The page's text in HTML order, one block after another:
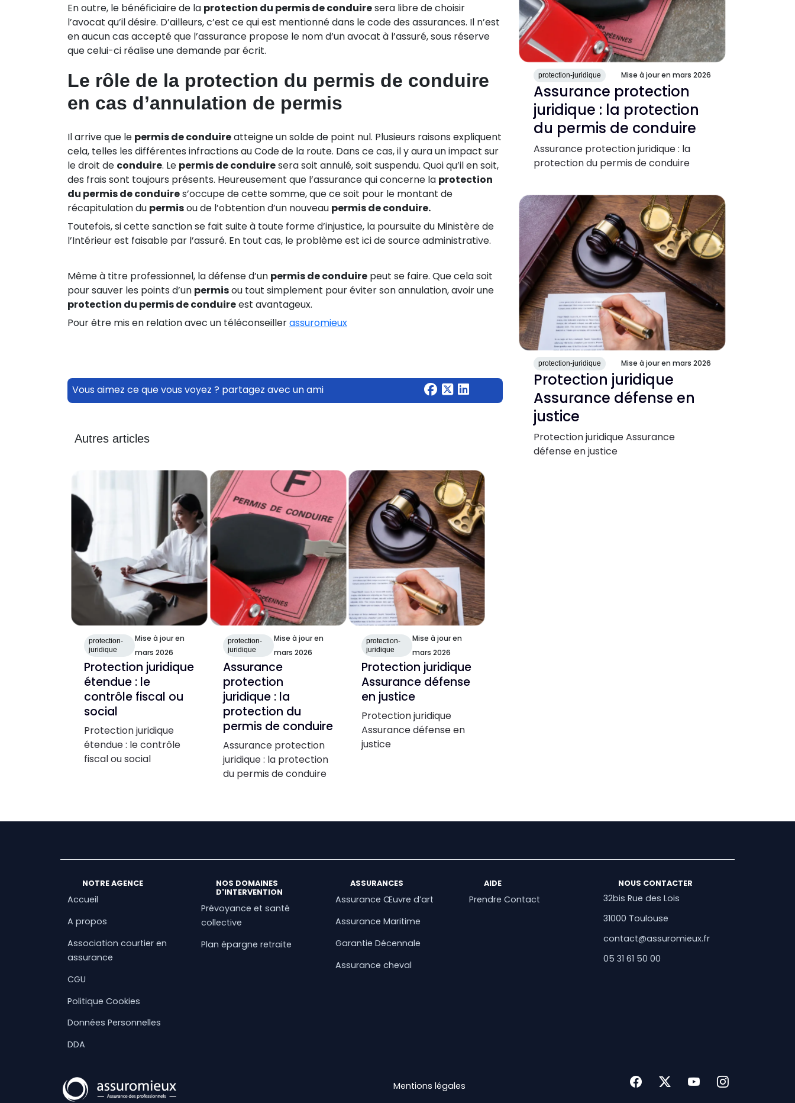
En outre, le bénéficiaire de la protection du permis de conduiresera libre de choisir
l’avocat qu’il désire. D’ailleurs, c’est ce qui est mentionné dans le code des assurances. Il n’est
en aucun cas accepté que l’assurance propose le nom d’un avocat à l’assuré, sous réserve
que celui-ci réalise une demande par écrit.
Le rôle de la protection du permis de conduire
en cas d’annulation de permis
Il arrive que le permis de conduireatteigne un solde de point nul. Plusieurs raisons expliquent
cela, telles les différentes infractions au Code de la route. Dans ce cas, il y aura un impact sur
le droit de conduire. Le permis de conduiresera soit annulé, soit suspendu. Quoi qu’il en soit,
des frais sont toujours présents. Heureusement que l’assurance qui concerne la protection
du permis de conduires’occupe de cette somme, que ce soit pour le montant de
récapitulation du permisou de l’obtention d’un nouveau permis de conduire.
Toutefois, si cette sanction se fait suite à toute forme d’injustice, la poursuite du Ministère de
l’Intérieur est faisable par l’assuré. En tout cas, le problème est ici de source administrative.
Même à titre professionnel, la défense d’un permis de conduire peut se faire. Que cela soit
pour sauver les points d’un permisou tout simplement pour éviter son annulation, avoir une
protection du permis de conduireest avantageux.
Pour être mis en relation avec un téléconseillerassuromieux
Vous aimez ce que vous voyez ? partagez avec un ami
Autres articles
protection-
juridique
Mise à jour en
mars 2026
Protection juridique
étendue : le
contrôle fiscal ou
social
Protection juridique
étendue : le contrôle
fiscal ou social
protection-
juridique
Mise à jour en
mars 2026
Assurance
protection
juridique : la
protection du
permis de conduire
Assurance protection
juridique : la protection
du permis de conduire
protection-
juridique
Mise à jour en
mars 2026
Protection juridique
Assurance défense
en justice
Protection juridique
Assurance défense en
justice
protection-juridique Mise à jour en mars 2026
Assurance protection
juridique : la protection
du permis de conduire
Assurance protection juridique : la
protection du permis de conduire
protection-juridique Mise à jour en mars 2026
Protection juridique
Assurance défense en
justice
Protection juridique Assurance
défense en justice
NOTRE AGENCE
Accueil
A propos
Association courtier en
assurance
CGU
Politique Cookies
Données Personnelles
DDA
NOS DOMAINES
D'INTERVENTION
Prévoyance et santé
collective
Plan épargne retraite
ASSURANCES
Assurance Œuvre d’art
Assurance Maritime
Garantie Décennale
Assurance cheval
AIDE
Prendre Contact
NOUS CONTACTER
32bis Rue des Lois
31000 Toulouse
contact@assuromieux.fr
05 31 61 50 00
Mentions légales